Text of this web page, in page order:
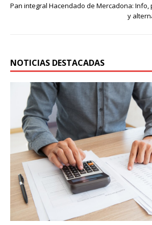
Pan integral Hacendado de Mercadona: Info,
y
NOTICIAS DESTACADAS